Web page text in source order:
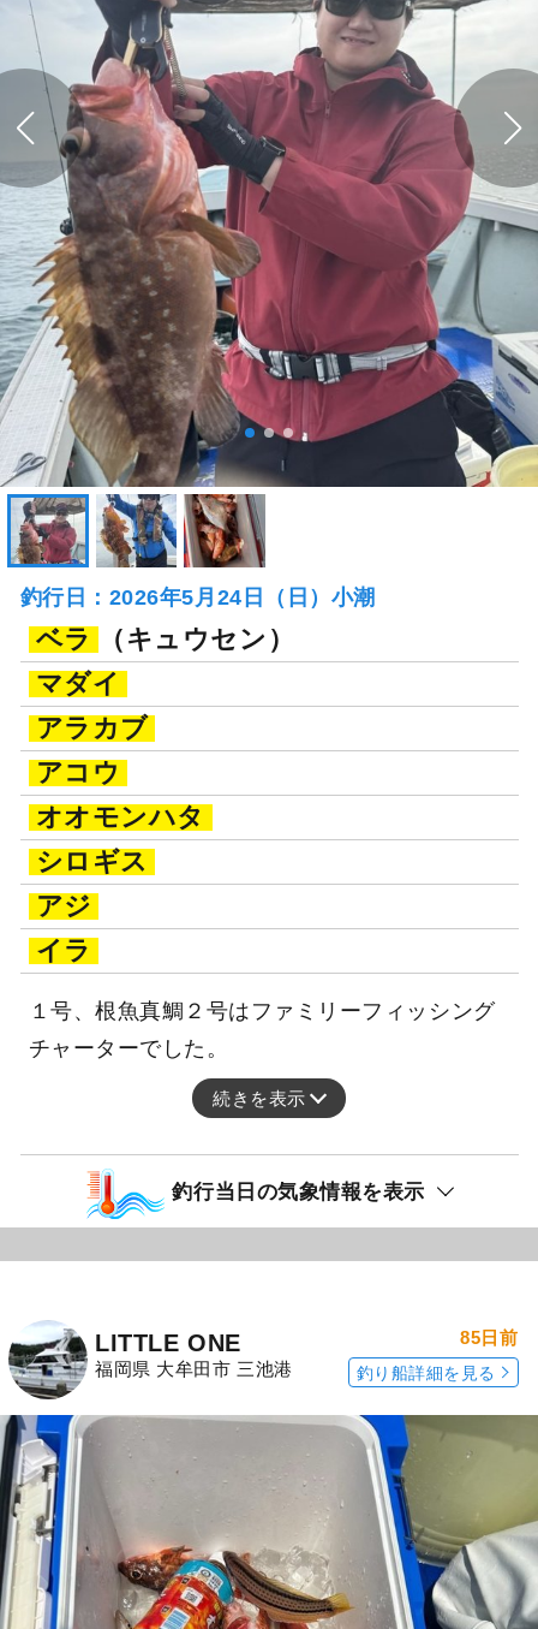
釣行日：2026年5月24日（日）小潮
ベラ
（キュウセン）
マダイ
アラカブ
アコウ
オオモンハタ
シロギス
アジ
イラ
１号、根魚真鯛２号はファミリーフィッシング
チャーターでした。
続きを表示
釣行当日の気象情報を表示
LITTLE ONE
福岡県 大牟田市 三池港
85日前
釣り船詳細を見る